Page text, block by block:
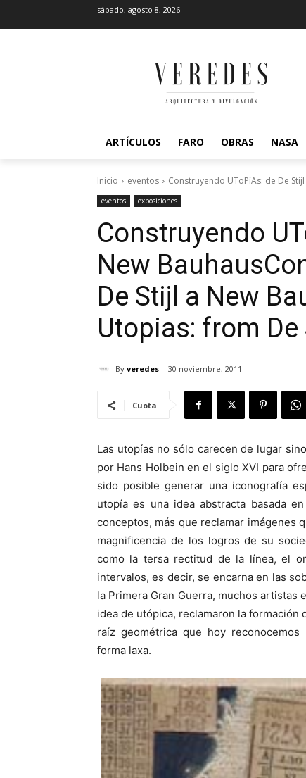
sábado, agosto 8, 2026
ARTÍCULOS FARO OBRAS NASA
Inicio eventos Construyendo UToPíAs: de De
eventos exposiciones
Construyendo
New Bauhaus
De Stijl a New
Utopias: from
By veredes 30 noviembre, 2011
Cuota
Las utopías no sólo carecen de lugar
por Hans Holbein en el siglo XVI para
sido posible generar una iconografía
utopía es una idea abstracta basada
conceptos, más que reclamar imágenes
magnificencia de los logros de su
como la tersa rectitud de la línea, el
intervalos, es decir, se encarna en las
la Primera Gran Guerra, muchos
idea de utópica, reclamaron la
raíz geométrica que hoy
forma laxa.